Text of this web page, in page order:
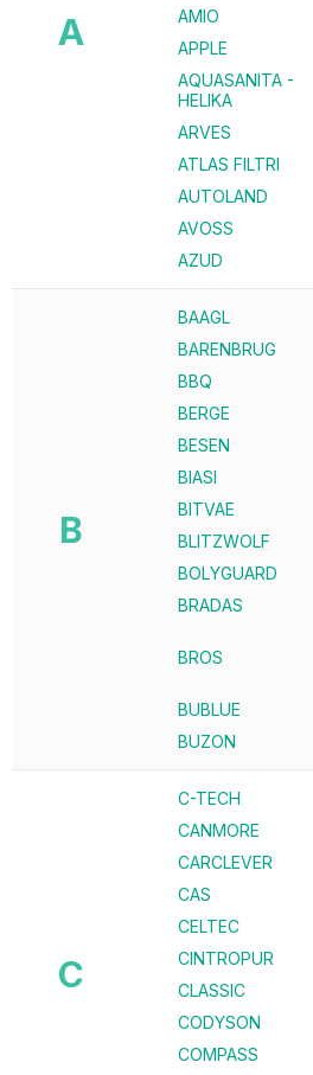
A
AMIO
APPLE
AQUASANITA -
HELIKA
ARVES
ATLAS FILTRI
AUTOLAND
AVOSS
AZUD
B
BAAGL
BARENBRUG
BBQ
BERGE
BESEN
BIASI
BITVAE
BLITZWOLF
BOLYGUARD
BRADAS
BROS
BUBLUE
BUZON
C
C-TECH
CANMORE
CARCLEVER
CAS
CELTEC
CINTROPUR
CLASSIC
CODYSON
COMPASS